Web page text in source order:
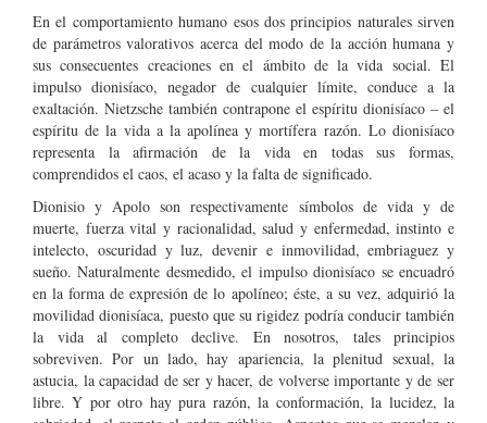
En el comportamiento humano esos dos principios naturales sirven
de parámetros valorativos acerca del modo de la acción humana y
sus consecuentes creaciones en el ámbito de la vida social. El
impulso dionisíaco, negador de cualquier límite, conduce a la
exaltación. Nietzsche también contrapone el espíritu dionisíaco – el
espíritu de la vida a la apolínea y mortífera razón. Lo dionisíaco
representa la afirmación de la vida en todas sus formas,
comprendidos el caos, el acaso y la falta de significado.
Dionisio y Apolo son respectivamente símbolos de vida y de
muerte, fuerza vital y racionalidad, salud y enfermedad, instinto e
intelecto, oscuridad y luz, devenir e inmovilidad, embriaguez y
sueño. Naturalmente desmedido, el impulso dionisíaco se encuadró
en la forma de expresión de lo apolíneo; éste, a su vez, adquirió la
movilidad dionisíaca, puesto que su rigidez podría conducir también
la vida al completo declive. En nosotros, tales principios
sobreviven. Por un lado, hay apariencia, la plenitud sexual, la
astucia, la capacidad de ser y hacer, de volverse importante y de ser
libre. Y por otro hay pura razón, la conformación, la lucidez, la